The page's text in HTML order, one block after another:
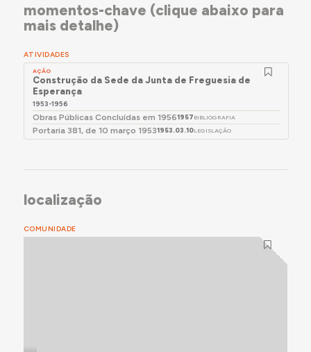
momentos-chave (clique abaixo para
mais detalhe)
ATIVIDADES
AÇÃO
Construção da Sede da Junta de Freguesia de
Esperança
1953-1956
Obras Públicas Concluídas em 19561957 BIBLIOGRAFIA
Portaria 381, de 10 março 19531953.03.10LEGISLAÇÃO
localização
COMUNIDADE